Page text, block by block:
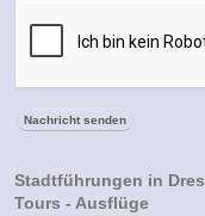
Stadtführungen in
Tours - Ausflüge